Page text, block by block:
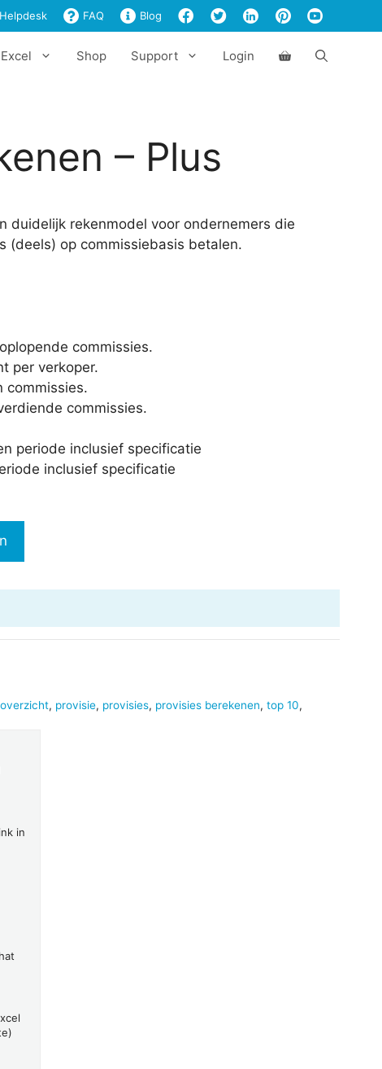
Helpdesk FAQ Blog
Shop Support Login
– Plus
duidelijk rekenmodel voor ondernemers die
(deels) op commissiebasis betalen.
commissies.
per verkoper.
commissies.
commissies.
periode inclusief specificatie
inclusief specificatie
, provisie, provisies, provisies berekenen, top 10,
in
Plus